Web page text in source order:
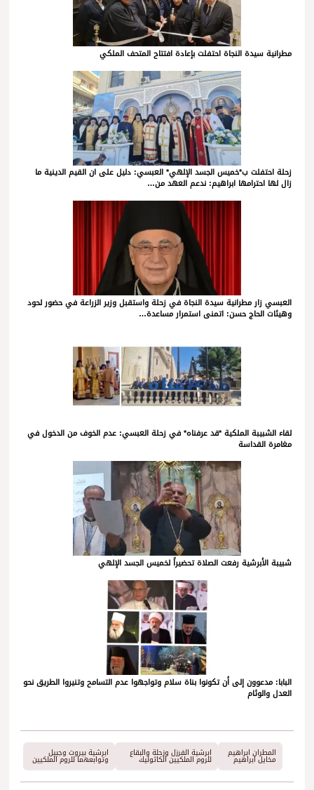
مطرانية سيدة النجاة احتفلت بإعادة افتتاح المتحف الملكي
زحلة احتفلت ب*خميس الجسد الإلهي* العبسي: دليل على ان القيم الدينية ما
زال لها احترامها ابراهيم: ندعم العهد من…
العبسي زار مطرانية سيدة النجاة في زحلة واستقبل وزير الزراعة في حضور لحود
وهيئات الحاج حسن: اتمنى استمرار مساعدة…
لقاء الشبيبة الملكية *قد عرفناه* في زحلة العبسي: عدم الخوف من الدخول في
مغامرة القداسة
شبيبة الأبرشية رفعت الصلاة تحضيراً لخميس الجسد الإلهي
البابا: مدعوون إلى أن تكونوا بناة سلام وتواجهوا عدم التسامح وتنيروا الطريق نحو
العدل والوئام
المطران ابراهيم
مخايل ابراهيم
ابرشية الفرزل وزحلة والبقاع
للروم الملكيين الكاثوليك
ابرشية بيروت وجبيل
وتوابعهما للروم الملكيين